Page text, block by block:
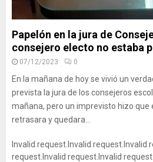
Papelón en la jura de
consejero electo no estaba
07/12/2023 0
En la mañana de hoy se vivió un
prevista la jura de los consejeros
mañana, pero un imprevisto hizo que
retrasara y quedara...
Invalid request. Invalid request. Invalid
request. Invalid request. Invalid request.